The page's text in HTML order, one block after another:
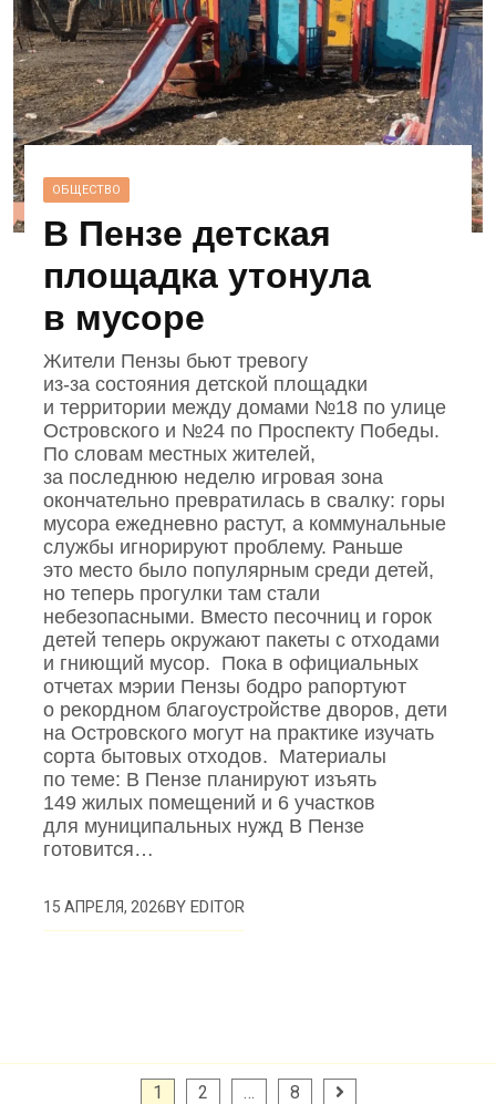
ОБЩЕСТВО
В Пензе детская
площадка утонула
в мусоре
Жители Пензы бьют тревогу
из‑за состояния детской площадки
и территории между домами №18 по улице
Островского и №24 по Проспекту Победы.
По словам местных жителей,
за последнюю неделю игровая зона
окончательно превратилась в свалку: горы
мусора ежедневно растут, а коммунальные
службы игнорируют проблему. Раньше
это место было популярным среди детей,
но теперь прогулки там стали
небезопасными. Вместо песочниц и горок
детей теперь окружают пакеты с отходами
и гниющий мусор. Пока в официальных
отчетах мэрии Пензы бодро рапортуют
о рекордном благоустройстве дворов, дети
на Островского могут на практике изучать
сорта бытовых отходов. Материалы
по теме: В Пензе планируют изъять
149 жилых помещений и 6 участков
для муниципальных нужд В Пензе
готовится…
15 АПРЕЛЯ, 2026BYEDITOR
1 2 … 8